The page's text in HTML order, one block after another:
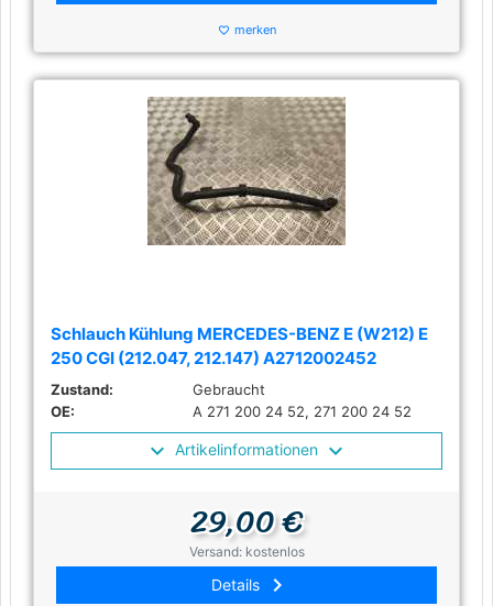
favorite_border merken
Schlauch Kühlung MERCEDES-BENZ E (W212) E
250 CGI (212.047, 212.147) A2712002452
Zustand:
Gebraucht
OE:
A 271 200 24 52, 271 200 24 52
Artikelinformationen
29,00 €
Versand: kostenlos
Details keyboard_arrow_right